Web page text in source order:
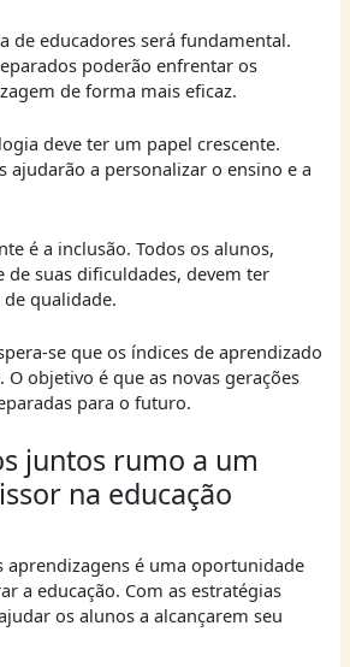
de educadores será fundamental.
poderão enfrentar os
de forma mais eficaz.
deve ter um papel crescente.
ajudarão a personalizar o ensino e a
é a inclusão. Todos os alunos,
de suas dificuldades, devem ter
qualidade.
se que os índices de aprendizado
objetivo é que as novas gerações
para o futuro.
juntos rumo a um
na educação
aprendizagens é uma oportunidade
a educação. Com as estratégias
os alunos a alcançarem seu